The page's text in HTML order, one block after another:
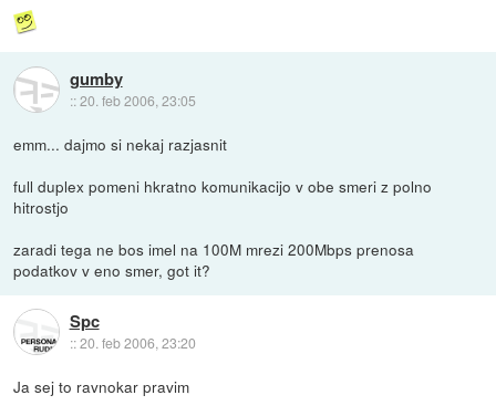
gumby
::20. feb 2006, 23:05
emm... dajmo si nekaj razjasnit
full duplex pomeni hkratno komunikacijo v obe smeri z polno
hitrostjo
zaradi tega ne bos imel na 100M mrezi 200Mbps prenosa
podatkov v eno smer, got it?
Spc
::20. feb 2006, 23:20
Ja sej to ravnokar pravim